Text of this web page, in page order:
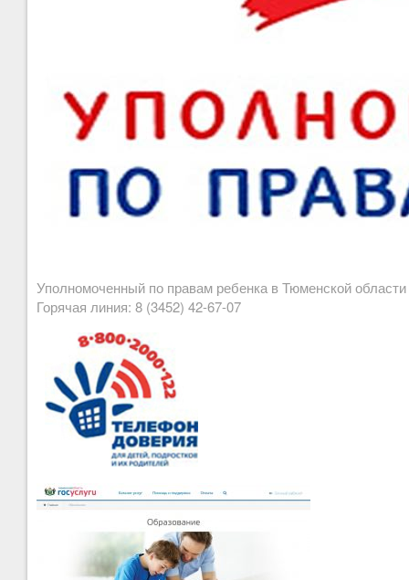
Уполномоченный по правам ребенка в Тюменской
Горячая линия: 8 (3452) 42-67-07